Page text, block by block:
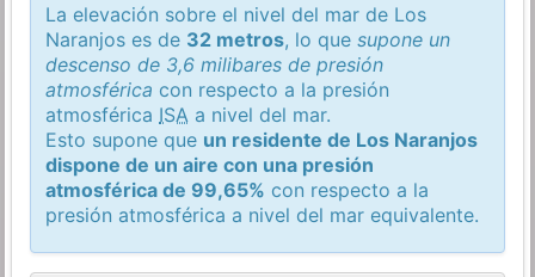
La elevación sobre el nivel del mar de Los
Naranjos es de 32 metros, lo quesupone un
descenso de 3,6 milibares de presión
atmosférica con respecto a la presión
atmosférica ISA a nivel del mar.
Esto supone que un residente de Los Naranjos
dispone de un aire con una presión
atmosférica de 99,65% con respecto a la
presión atmosférica a nivel del mar equivalente.